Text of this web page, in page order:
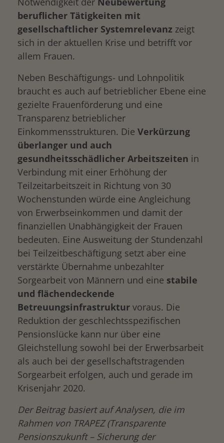
beruflicher Tätigkeiten mit
gesellschaftlicher Systemrelevanz zeigt
sich in der aktuellen Krise und betrifft vor
allem Frauen.
Neben Beschäftigungs- und Lohnpolitik
braucht es auch auf betrieblicher Ebene eine
gezielte Frauenförderung und eine
Transparenz betrieblicher
Einkommensstrukturen. Die Verkürzung
überlanger und auch
gesundheitsschädlicher Arbeitszeiten in
Verbindung mit einer Erhöhung der
Teilzeitarbeitszeit in Richtung von 30
Wochenstunden würde eine Angleichung
von Erwerbseinkommen und damit der
finanziellen Unabhängigkeit der Frauen
bedeuten. Eine Ausweitung der Stundenzahl
bei Teilzeitbeschäftigung setzt aber eine
verstärkte Übernahme unbezahlter
Sorgearbeit von Männern und eine stabile
und flächendeckende
Betreuungsinfrastruktur voraus. Die
Reduktion der geschlechtsspezifischen
Pensionslücke kann nur über eine
Gleichstellung sowohl bei der Erwerbsarbeit
als auch bei der gesellschaftstragenden
Sorgearbeit erfolgen, auch und gerade im
Krisenjahr 2020.
Der Beitrag basiert auf Analysen, die im
Rahmen von TRAPEZ (Transparente
Pensionszukunft – Sicherung der